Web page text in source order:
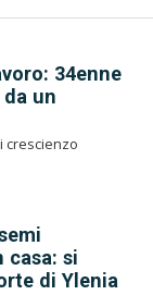
34enne
un
crescienzo
casa: si
di Ylenia